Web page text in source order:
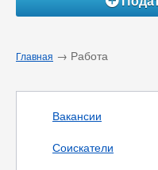
Главная → Работа
Вакансии
Соискатели